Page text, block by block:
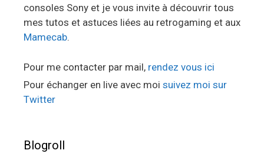
consoles Sony et je vous invite à découvrir tous
mes tutos et astuces liées au retrogaming et aux
Mamecab.
Pour me contacter par mail, rendez vous ici
Pour échanger en live avec moi suivez moi sur
Twitter
Blogroll